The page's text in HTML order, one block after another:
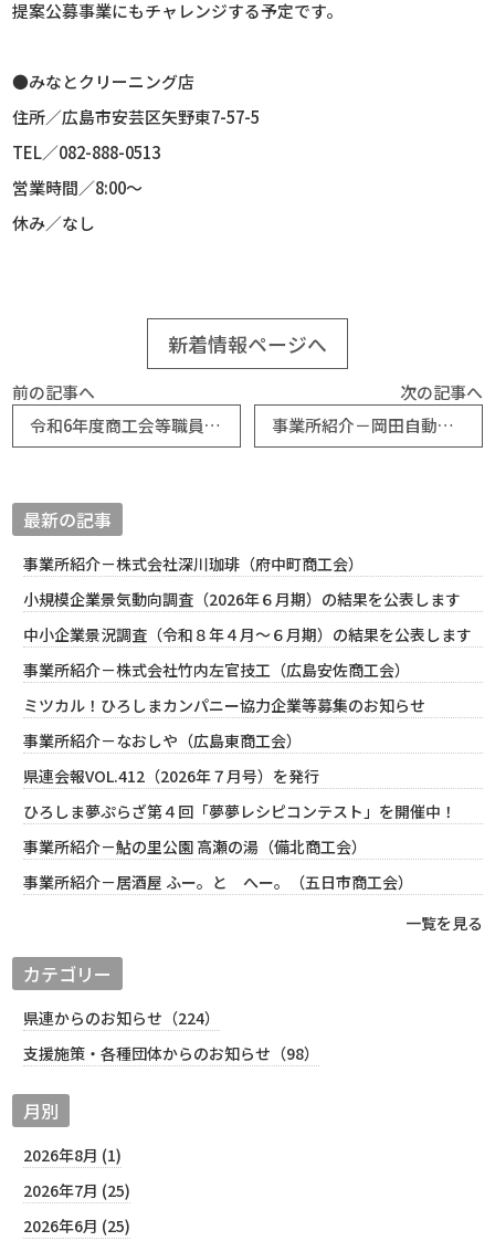
提案公募事業にもチャレンジする予定です。
●みなとクリーニング店
住所／広島市安芸区矢野東7-57-5
TEL／082-888-0513
営業時間／8:00～
休み／なし
新着情報ページへ
前の記事へ
令和6年度商工会等職員【経営指導員】R06.10.01採用試験の実施
次の記事へ
事業所紹介－岡田自動車株式会社（広島東商工会）
最新の記事
事業所紹介－株式会社深川珈琲（府中町商工会）
小規模企業景気動向調査（2026年６月期）の結果を公表します
中小企業景況調査（令和８年４月～６月期）の結果を公表します
事業所紹介－株式会社竹内左官技工（広島安佐商工会）
ミツカル！ひろしまカンパニー協力企業等募集のお知らせ
事業所紹介－なおしや（広島東商工会）
県連会報VOL.412（2026年７月号）を発行
ひろしま夢ぷらざ第４回「夢夢レシピコンテスト」を開催中！
事業所紹介－鮎の里公園 高瀬の湯（備北商工会）
事業所紹介－居酒屋 ふー。と へー。（五日市商工会）
一覧を見る
カテゴリー
県連からのお知らせ（224）
支援施策・各種団体からのお知らせ（98）
月別
2026年8月 (1)
2026年7月 (25)
2026年6月 (25)